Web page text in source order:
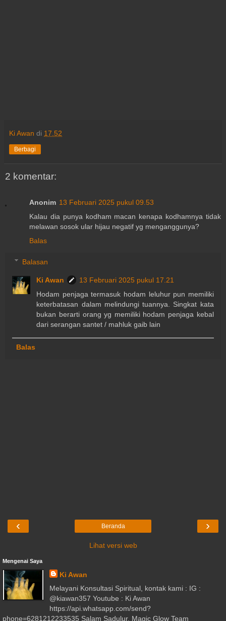
Ki Awan di 17.52
Berbagi
2 komentar:
Anonim 13 Februari 2025 pukul 09.53
Kalau dia punya kodham macan kenapa kodhamnya tidak
melawan sosok ular hijau negatif yg menganggunya?
Balas
Balasan
Ki Awan
13 Februari 2025 pukul 17.21
Hodam penjaga termasuk hodam leluhur pun memiliki
keterbatasan dalam melindungi tuannya. Singkat kata
bukan berarti orang yg memiliki hodam penjaga kebal
dari serangan santet / mahluk gaib lain
Balas
‹ ›
Beranda
Lihat versi web
Mengenai Saya
Ki Awan
Melayani Konsultasi Spiritual, kontak kami : IG :
@kiawan357 Youtube : Ki Awan
https://api.whatsapp.com/send?
phone=6281212233535 Salam Sadulur, Magic Glow Team